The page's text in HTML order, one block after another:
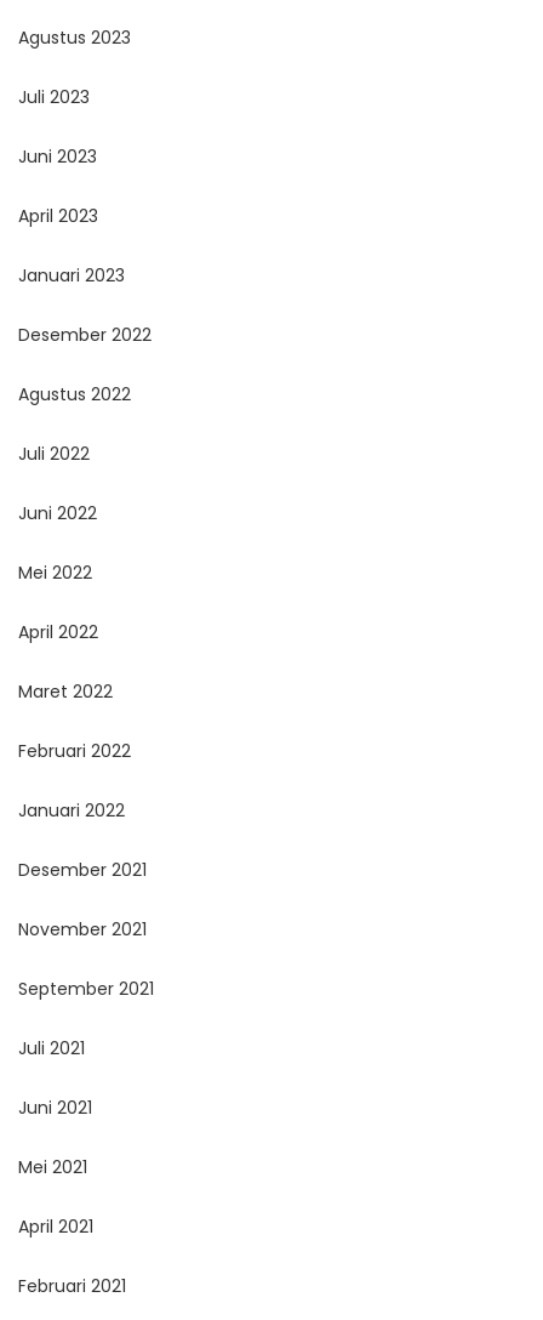
Agustus 2023
Juli 2023
Juni 2023
April 2023
Januari 2023
Desember 2022
Agustus 2022
Juli 2022
Juni 2022
Mei 2022
April 2022
Maret 2022
Februari 2022
Januari 2022
Desember 2021
November 2021
September 2021
Juli 2021
Juni 2021
Mei 2021
April 2021
Februari 2021